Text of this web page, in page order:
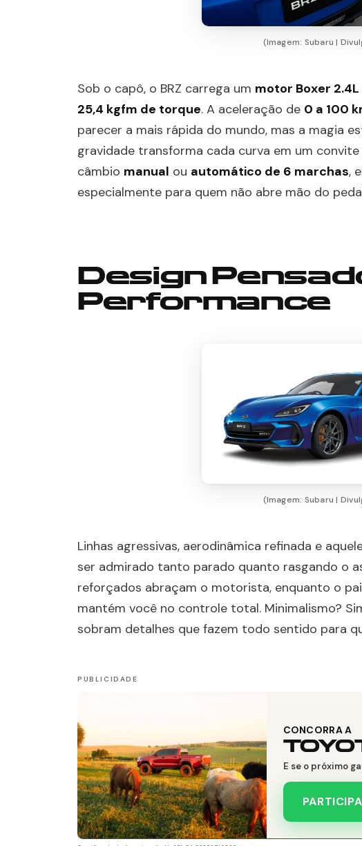
(Imagem: Subaru |
Sob o capô, o BRZ carrega um motor Boxer 2.4L
25,4 kgfm de torque. A aceleração de 0 a 100
parecer a mais rápida do mundo, mas a magia
gravidade transforma cada curva em um
câmbio manual ou automático de 6 marchas,
especialmente para quem não abre mão do
Design
Performance
(Imagem: Subaru |
Linhas agressivas, aerodinâmica refinada e
ser admirado tanto parado quanto rasgando o
reforçados abraçam o motorista, enquanto o
mantém você no controle total. Minimalismo?
sobram detalhes que fazem todo sentido para
CONCORRA A
E se o próximo